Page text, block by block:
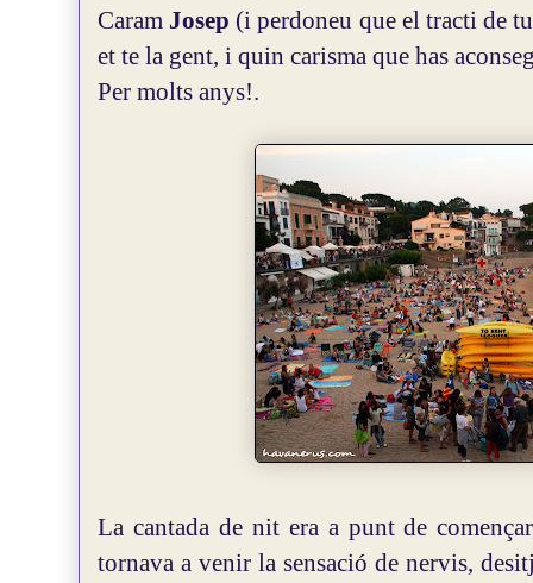
Caram Josep (i perdoneu que el tracti de
et te la gent, i quin carisma que has
Per molts anys!.
La cantada de nit era a punt de
tornava a venir la sensació de nervis,